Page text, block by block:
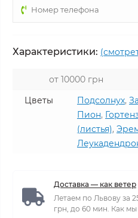
Характеристики:
от 10000 грн
Цветы
Подсолнух,
Пион,
(листья),
Доставка — как ветер
Летаем по Львову за
грн, до 60 мин. Как мы